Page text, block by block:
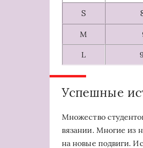
S
M
L
Успешные
Множество
вязании. Многие из
на новые подвиги.